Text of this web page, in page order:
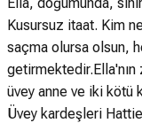
Kusursuz itaat. Kim
saçma olursa olsun,
getirmektedir.Ella'nın
üvey anne ve iki kötü
Üvey kardeşleri